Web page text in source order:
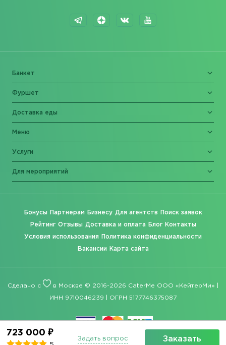
723 000 ₽
Заказать
Задать вопрос
Банкет
Фуршет
Доставка еды
Меню
Услуги
Для мероприятий
Бонусы Партнерам Бизнесу Для агентств Поиск заявок
Рейтинг Отзывы Доставка и оплата Блог Контакты
Условия использования Политика конфиденциальности
Вакансии Карта сайта
Сделано с в Москве © 2016-2026 CaterMe ООО «КейтерМи» |
ИНН 9710046239 | ОГРН 5177746375087